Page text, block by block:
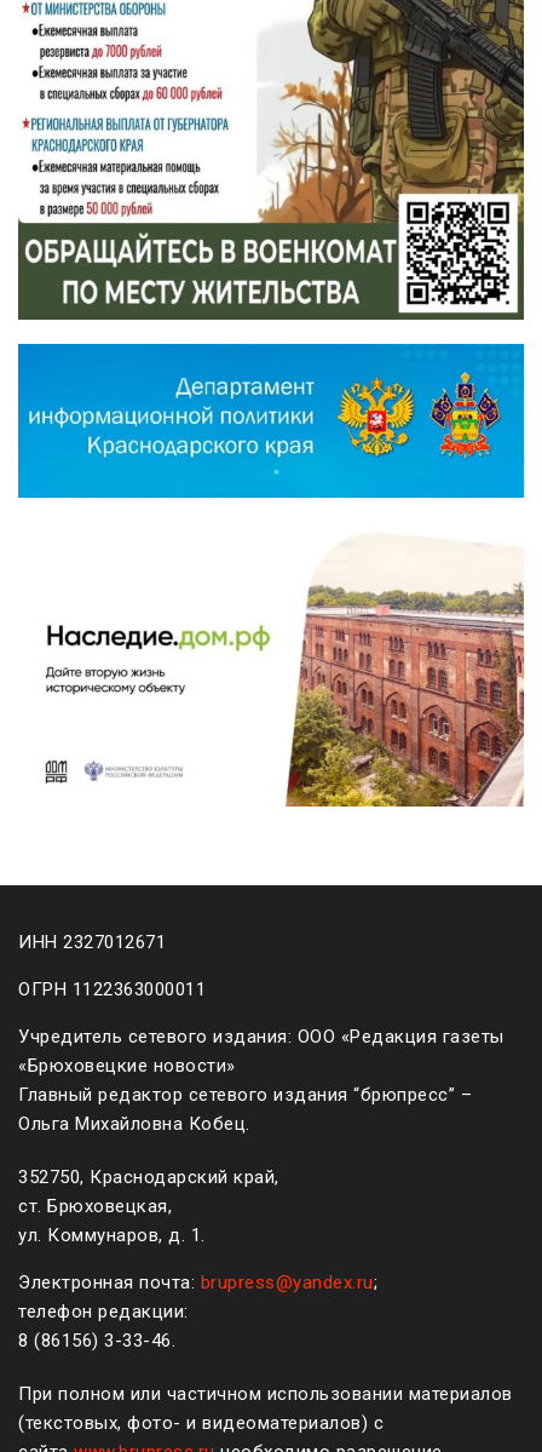
ИНН 2327012671
ОГРН 1122363000011
Учредитель сетевого издания: ООО «Редакция газеты
«Брюховецкие новости»
Главный редактор сетевого издания “брюпресс” –
Ольга Михайловна Кобец.
352750, Краснодарский край,
ст. Брюховецкая,
ул. Коммунаров, д. 1.
Электронная почта: brupress@yandex.ru;
телефон редакции:
8 (861 56) 3-33-46.
При полном или частичном использовании материалов
(текстовых, фото- и видеоматериалов) с